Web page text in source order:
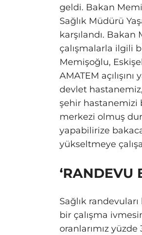
geldi. Bakan
Sağlık Müdürü
karşılandı.
çalışmalarla ilgili
Memişoğlu,
AMATEM
devlet
şehir hastanemizi
merkezi olmuş
yapabilirize
yükseltmeye
‘RANDEVU
Sağlık
bir çalışma
oranlarımız